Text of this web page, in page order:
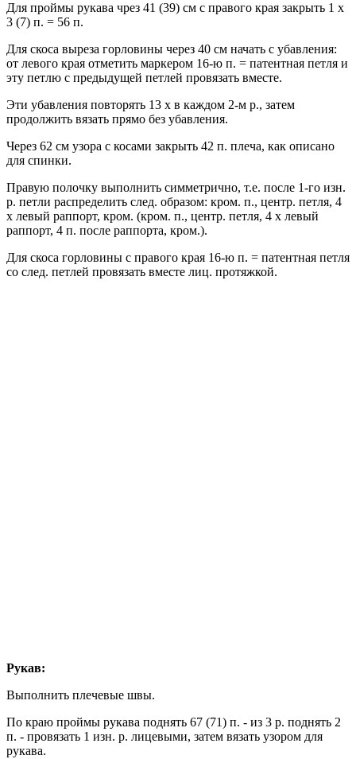
Для проймы рукава чрез 41 (39) см с правого края закрыть 1 x
3 (7) п. = 56 п.
Для скоса выреза горловины через 40 см начать с убавления:
от левого края отметить маркером 16-ю п. = патентная петля и
эту петлю с предыдущей петлей провязать вместе.
Эти убавления повторять 13 х в каждом 2-м р., затем
продолжить вязать прямо без убавления.
Через 62 см узора с косами закрыть 42 п. плеча, как описано
для спинки.
Правую полочку выполнить симметрично, т.е. после 1-го изн.
р. петли распределить след. образом: кром. п., центр. петля, 4
х левый раппорт, кром. (кром. п., центр. петля, 4 х левый
раппорт, 4 п. после раппорта, кром.).
Для скоса горловины с правого края 16-ю п. = патентная петля
со след. петлей провязать вместе лиц. протяжкой.
Рукав:
Выполнить плечевые швы.
По краю проймы рукава поднять 67 (71) п. - из 3 р. поднять 2
п. - провязать 1 изн. р. лицевыми, затем вязать узором для
рукава.